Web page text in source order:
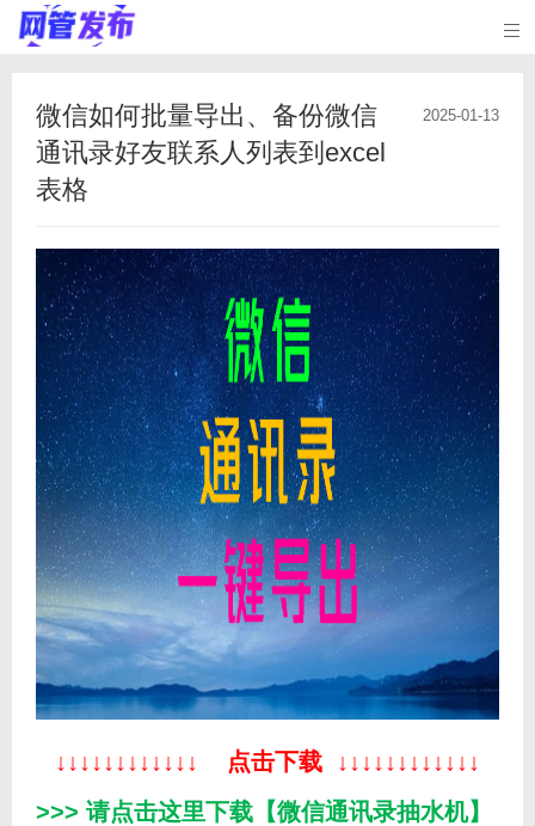

2025-01-13
微信如何批量导出、备份微信
通讯录好友联系人列表到excel
表格
↓↓↓↓↓↓↓↓↓↓↓↓ 点击下载 ↓↓↓↓↓↓↓↓↓↓↓↓
>>> 请点击这里下载【微信通讯录抽水机】